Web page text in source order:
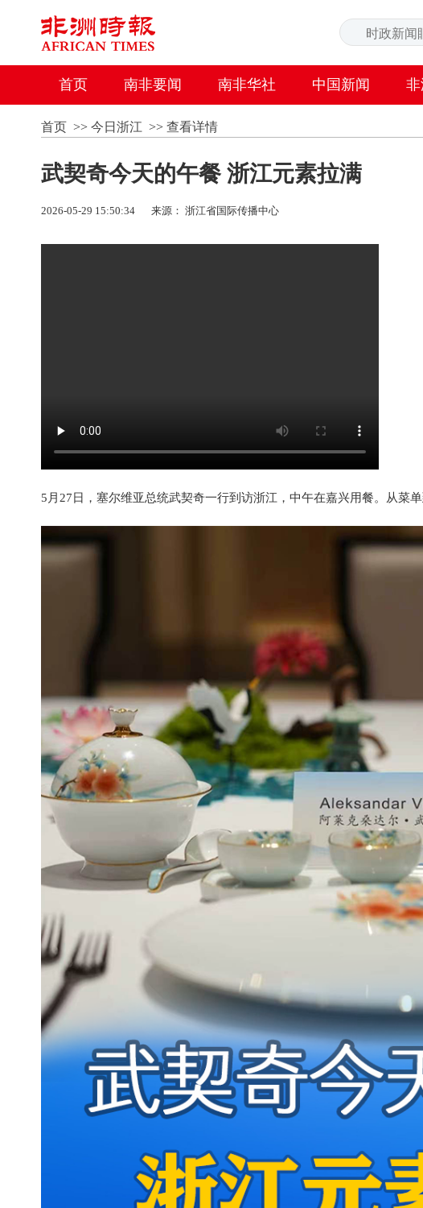
首页 南非要闻 南非华社 中国新闻
首页>> 今日浙江 >> 查看详情
武契奇今天的午餐 浙江元素拉满
2026-05-29 15:50:34 来源： 浙江省国际传播中心
5月27日，塞尔维亚总统武契奇一行到访浙江，中午在嘉兴用餐。从菜